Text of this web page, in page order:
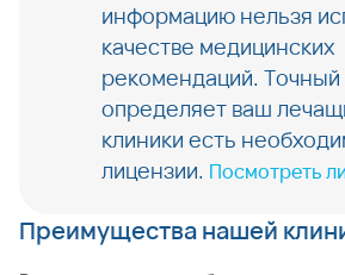
информацию нельзя
качестве медицинских
рекомендаций. Точный
определяет ваш
клиники есть
лицензии. Посмотреть
Преимущества нашей